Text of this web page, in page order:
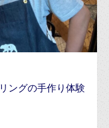
ングの手作り体験